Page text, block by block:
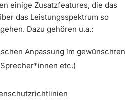
einige Zusatzfeatures, die das
das Leistungsspektrum so
Dazu gehören u.a.:
Anpassung im gewünschten
etc.)